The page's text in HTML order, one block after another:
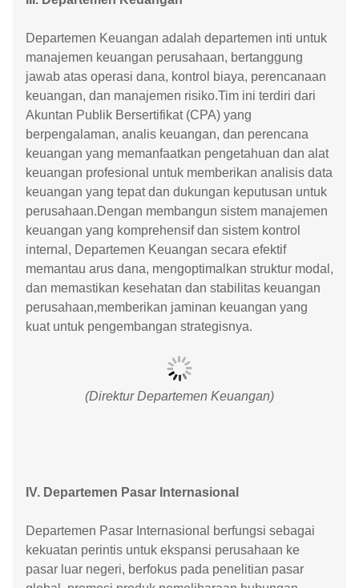
Departemen Keuangan adalah departemen inti untuk
manajemen keuangan perusahaan, bertanggung
jawab atas operasi dana, kontrol biaya, perencanaan
keuangan, dan manajemen risiko.Tim ini terdiri dari
Akuntan Publik Bersertifikat (CPA) yang
berpengalaman, analis keuangan, dan perencana
keuangan yang memanfaatkan pengetahuan dan alat
keuangan profesional untuk memberikan analisis data
keuangan yang tepat dan dukungan keputusan untuk
perusahaan.Dengan membangun sistem manajemen
keuangan yang komprehensif dan sistem kontrol
internal, Departemen Keuangan secara efektif
memantau arus dana, mengoptimalkan struktur modal,
dan memastikan kesehatan dan stabilitas keuangan
perusahaan,memberikan jaminan keuangan yang
kuat untuk pengembangan strategisnya.
(Direktur Departemen Keuangan)
IV. Departemen Pasar Internasional
Departemen Pasar Internasional berfungsi sebagai
kekuatan perintis untuk ekspansi perusahaan ke
pasar luar negeri, berfokus pada penelitian pasar